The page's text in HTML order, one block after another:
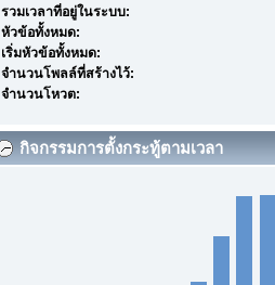
รวมเวลาที่อยู่ในระบบ:
หัวข้อทั้งหมด:
เริ่มหัวข้อทั้งหมด:
จำนวนโพลล์ที่สร้างไว้:
จำนวนโหวต:
กิจกรรมการตั้งกระทู้ตามเวลา